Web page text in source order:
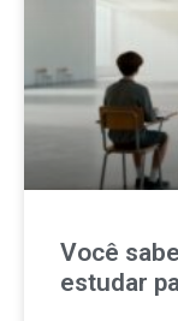
Você
estudar